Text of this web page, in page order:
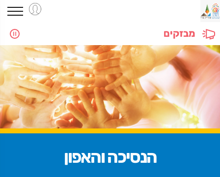
מבזקים
הנסיכה והאפון